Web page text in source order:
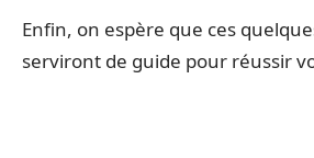
Enfin, on espère que ces
serviront de guide pour réussir